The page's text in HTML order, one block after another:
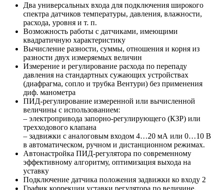
Два универсальных входа для подключения широкого
спектра датчиков температуры, давления, влажности,
расхода, уровня и т. п.
Возможность работы с датчиками, имеющими
квадратичную характеристику
Вычисление разности, суммы, отношения и корня из
разности двух измеряемых величин
Измерение и регулирование расхода по перепаду
давления на стандартных сужающих устройствах
(диафрагма, сопло и трубка Вентури) без применения
диф. манометра
ПИД-регулирование измеренной или вычисленной
величины с использованием:
– электропривода запорно-регулирующего (КЗР) или
трехходового клапана
– задвижки с аналоговым входом 4…20 мА или 0…10 В
в автоматическом, ручном и дистанционном режимах.
Автонастройка ПИД-регулятора по современному
эффективному алгоритму, оптимизация выхода на
уставку
Подключение датчика положения задвижки ко входу 2
График коррекции уставки регулятора по величине,